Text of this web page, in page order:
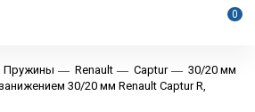
0
Пружины Renault Captur
30/20 мм
30/20 мм Renault Captur R,